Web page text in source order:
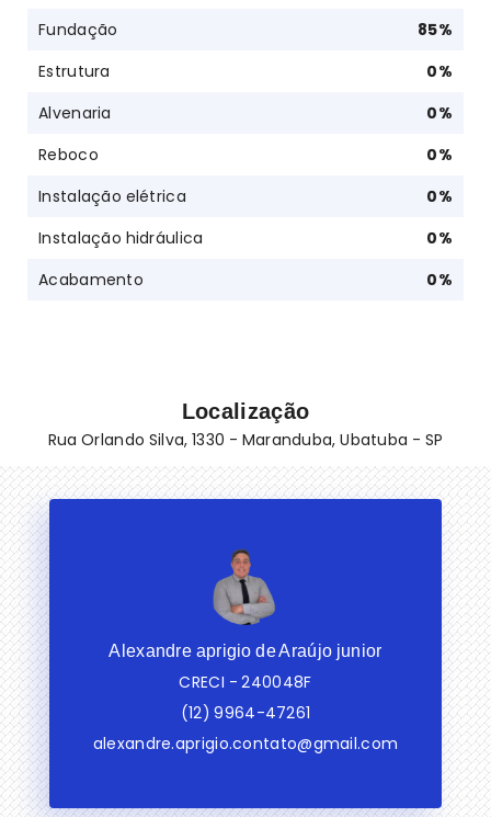
Fundação 85%
Estrutura
0%
Alvenaria
0%
Reboco
0%
Instalação elétrica
0%
Instalação hidráulica
0%
Acabamento
0%
Localização
Rua Orlando Silva, 1330 - Maranduba, Ubatuba - SP
Alexandre aprigio de Araújo junior
CRECI -240048F
(12) 9964-47261
alexandre.aprigio.contato@gmail.com